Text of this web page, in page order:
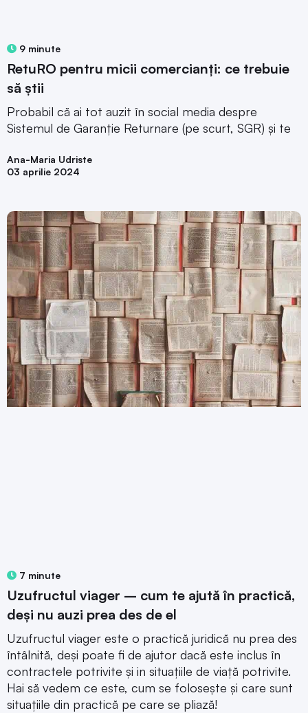
9 minute
RetuRO pentru micii comercianți: ce trebuie
să știi
Probabil că ai tot auzit în social media despre
Sistemul de Garanție Returnare (pe scurt, SGR) și te
Ana-Maria Udriste
03 aprilie 2024
7 minute
Uzufructul viager – cum te ajută în practică,
deși nu auzi prea des de el
Uzufructul viager este o practică juridică nu prea des
întâlnită, deși poate fi de ajutor dacă este inclus în
contractele potrivite și in situațiile de viață potrivite.
Hai să vedem ce este, cum se folosește și care sunt
situațiile din practică pe care se pliază!